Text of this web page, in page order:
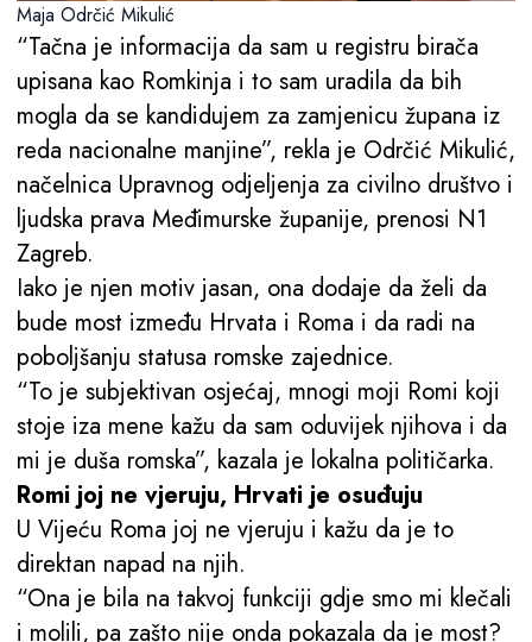
Maja Odrčić Mikulić
“Tačna je informacija da sam u registru birača
upisana kao Romkinja i to sam uradila da bih
mogla da se kandidujem za zamjenicu župana iz
reda nacionalne manjine”, rekla je Odrčić Mikulić,
načelnica Upravnog odjeljenja za civilno društvo i
ljudska prava Međimurske županije, prenosi N1
Zagreb.
Iako je njen motiv jasan, ona dodaje da želi da
bude most između Hrvata i Roma i da radi na
poboljšanju statusa romske zajednice.
“To je subjektivan osjećaj, mnogi moji Romi koji
stoje iza mene kažu da sam oduvijek njihova i da
mi je duša romska”, kazala je lokalna političarka.
Romi joj ne vjeruju, Hrvati je osuđuju
U Vijeću Roma joj ne vjeruju i kažu da je to
direktan napad na njih.
“Ona je bila na takvoj funkciji gdje smo mi klečali
i molili, pa zašto nije onda pokazala da je most?